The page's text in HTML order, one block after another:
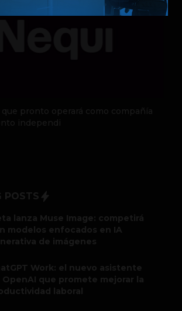
pronto operará como compañía
independi
POSTS
lanza Muse Image: competirá
modelos enfocados en IA
de imágenes
Work: el nuevo asistente
OpenAI que promete mejorar la
laboral